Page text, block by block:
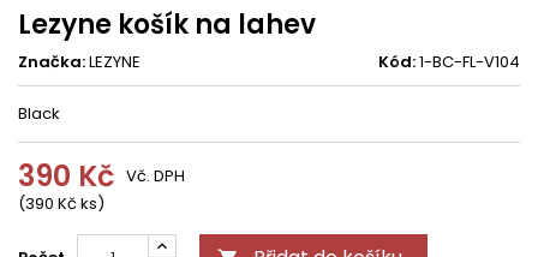
Lezyne košík na lahev
Značka:LEZYNE Kód:1-BC-FL-V104
Black
390 Kč
(390 Kč ks)
Vč. DPH